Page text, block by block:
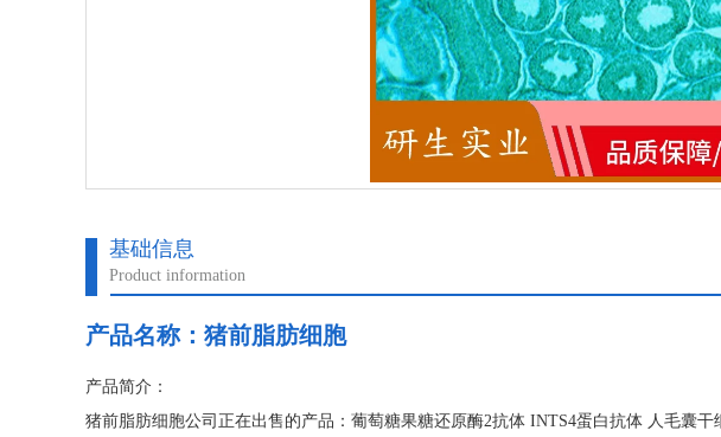
基础信息
Product information
产品名称： 猪前脂肪细胞
产品简介：
猪前脂肪细胞公司正在出售的产品：葡萄糖果糖还原酶2抗体 INTS4蛋白抗体 人毛囊